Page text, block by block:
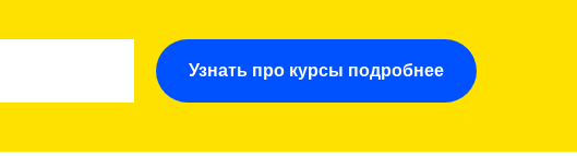
Узнать про курсы подробнее